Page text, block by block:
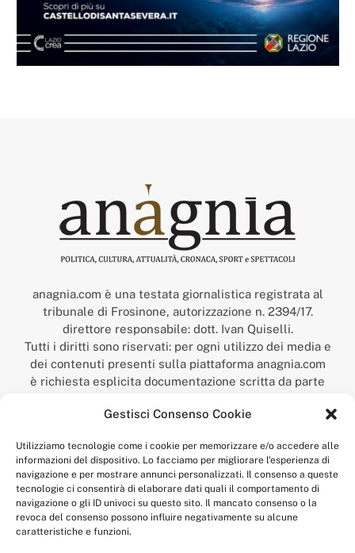
Gestisci Consenso Cookie
Utilizziamo tecnologie come i cookie per memorizzare e/o accedere alle
informazioni del dispositivo. Lo facciamo per migliorare l'esperienza di
navigazione e per mostrare annunci personalizzati. Il consenso a queste
tecnologie ci consentirà di elaborare dati quali il comportamento di
navigazione o gli ID univoci su questo sito. Il mancato consenso o la
revoca del consenso possono influire negativamente su alcune
caratteristiche e funzioni.
anagnia.com è una testata giornalistica registrata al
tribunale di Frosinone, autorizzazione n. 2394/17.
direttore responsabile: dott. Ivan Quiselli.
Tutti i diritti sono riservati: per ogni utilizzo dei media e
dei contenuti presenti sulla piattaforma anagnia.com
è richiesta esplicita documentazione scritta da parte
“Anagnia” è un marchio registrato presso l’Ufficio Italiano
Economico,
num. registrazione: 302017000014044 del 9 febbraio 2017.
Per contatti:redazione@anagnia.com